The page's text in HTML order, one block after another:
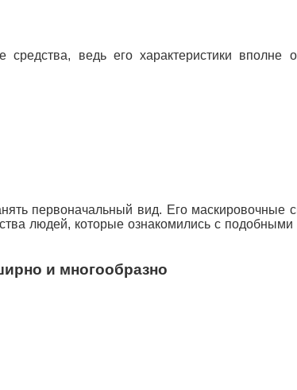
ведь его характеристики вполне
первоначальный вид. Его маскировочные
людей, которые ознакомились с
и многообразно